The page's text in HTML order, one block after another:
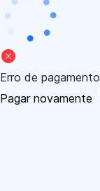
Erro de pagamento
Pagar novamente